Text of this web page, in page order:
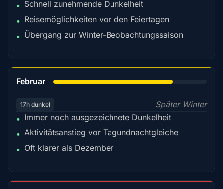
• Schnell zunehmende Dunkelheit
• Reisemöglichkeiten vor den Feiertagen
• Übergang zur Winter-Beobachtungssaison
Februar
17h dunkel
Später Winter
• Immer noch ausgezeichnete Dunkelheit
• Aktivitätsanstieg vor Tagundnachtgleiche
• Oft klarer als Dezember